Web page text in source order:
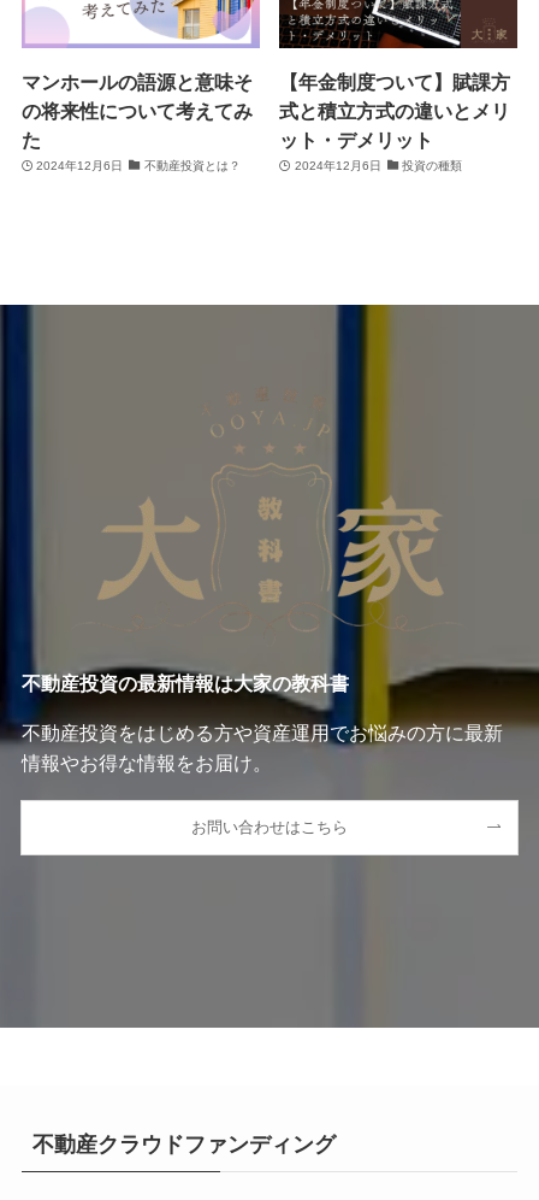
マンホールの語源と意味そ
の将来性について考えてみ
た
2024年12月6日 不動産投資とは？
【年金制度ついて】賦課方
式と積立方式の違いとメリ
ット・デメリット
2024年12月6日 投資の種類
不動産投資の最新情報は大家の教科書
不動産投資をはじめる方や資産運用でお悩みの方に最新
情報やお得な情報をお届け。
お問い合わせはこちら
不動産クラウドファンディング